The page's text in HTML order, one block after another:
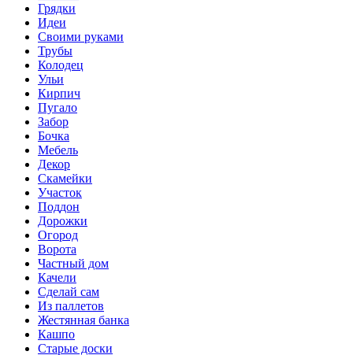
Грядки
Идеи
Своими руками
Трубы
Колодец
Ульи
Кирпич
Пугало
Забор
Бочка
Мебель
Декор
Скамейки
Участок
Поддон
Дорожки
Огород
Ворота
Частный дом
Качели
Сделай сам
Из паллетов
Жестянная банка
Кашпо
Старые доски